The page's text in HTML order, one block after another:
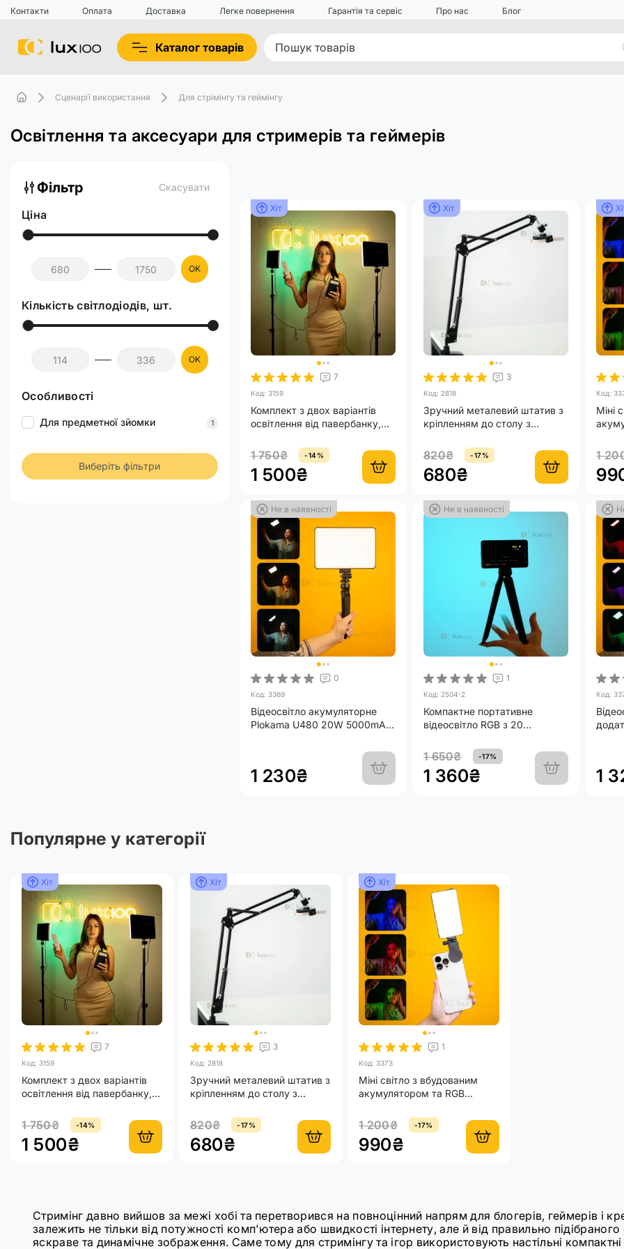
Контакти Оплата Доставка Легке повернення Гарантія та сервіс Про нас Блог
Каталог товарів
Сценарії використання Для стрімінгу та геймінгу
Освітлення та аксесуари для стримерів та геймерів
Фільтр Скасувати
Ціна
OK
Кількість світлодіодів, шт.
OK
Особливості
Для предметної зйомки 1
Виберіть фільтри
Хіт
7
Код: 3159
Комплект з двох варіантів
освітлення від павербанку,
відеосвітло
1 750₴ -14%
1 500₴
Хіт
3
Код: 2818
Зручний металевий штатив з
кріпленням до столу з
комплекті
820₴ -17%
680₴
Код:
Міні
1
Не в наявності
0
Код: 3369
Відеосвітло акумуляторне
Plokama U480 20W 5000mAh
1 230₴
Не в наявності
1
Код: 2504-2
Компактне портативне
відеосвітло RGB з 20
відеозйомки із триногою
1 650₴ -17%
1 360₴
Код:
1
Популярне у категорії
Хіт
7
Код: 3159
Комплект з двох варіантів
освітлення від павербанку,
відеосвітло
1 750₴ -14%
1 500₴
Хіт
3
Код: 2818
Зручний металевий штатив з
кріпленням до столу з
комплекті
820₴ -17%
680₴
Хіт
1
Код: 3373
Міні світло з вбудованим
акумулятором та RGB
1 200₴ -17%
990₴
Стримінг давно вийшов за межі хобі та перетворився на повноцінний напрям для блогерів, геймерів і
залежить не тільки від потужності комп'ютера або швидкості інтернету, але й від правильно
яскраве та динамічне зображення. Саме тому для стримінгу та ігор використовують настільні компактні